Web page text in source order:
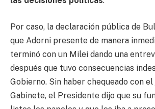
Por caso, la declaración pública de
que Adorni presente de manera
terminó con un Milei dando una
después que tuvo consecuencias
Gobierno. Sin haber chequeado con
Gabinete, el Presidente dijo que su